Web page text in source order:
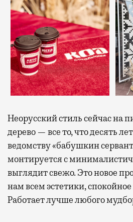
Неорусский стиль сейчас на
дерево — все то, что десять
ведомству «бабушкин
монтируется с
выглядит свежо. Это новое
нам всем эстетики,
Работает лучше любого